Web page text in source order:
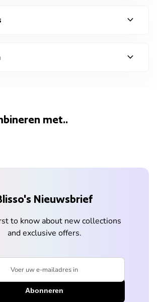
expand_more
expand_more
met..
Nieuwsbrief
to know about new collections
and exclusive offers.
in